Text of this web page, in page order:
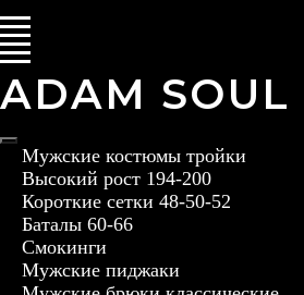
ADAM SOUL
Мужские костюмы тройки
Высокий рост 194-200
Короткие сетки 48-50-52
Баталы 60-66
Смокинги
Мужские пиджаки